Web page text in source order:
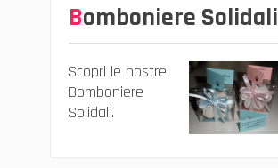
Bomboniere Solidali
Scopri le nostre
Bomboniere
Solidali.